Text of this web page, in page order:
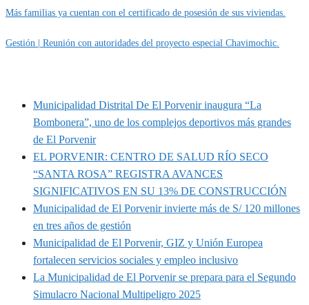
Más familias ya cuentan con el certificado de posesión de sus viviendas.
Gestión | Reunión con autoridades del proyecto especial Chavimochic.
Municipalidad Distrital De El Porvenir inaugura “La
Bombonera”, uno de los complejos deportivos más grandes
de El Porvenir
EL PORVENIR: CENTRO DE SALUD RÍO SECO
“SANTA ROSA” REGISTRA AVANCES
SIGNIFICATIVOS EN SU 13% DE CONSTRUCCIÓN
Municipalidad de El Porvenir invierte más de S/ 120 millones
en tres años de gestión
Municipalidad de El Porvenir, GIZ y Unión Europea
fortalecen servicios sociales y empleo inclusivo
La Municipalidad de El Porvenir se prepara para el Segundo
Simulacro Nacional Multipeligro 2025